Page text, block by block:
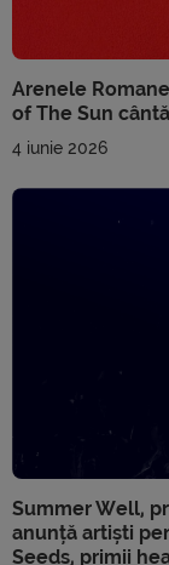
Arenele
of The Sun
4 iunie 2026
Summer Well,
anunță artiști
Seeds, primii